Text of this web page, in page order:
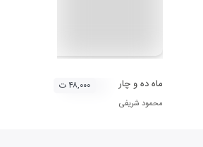
ماه ده و چار
محمود شریفی
۴۸,۰۰۰ ت